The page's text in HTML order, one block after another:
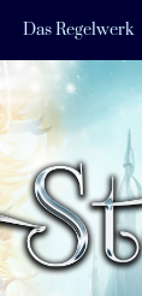
Das Regelwerk